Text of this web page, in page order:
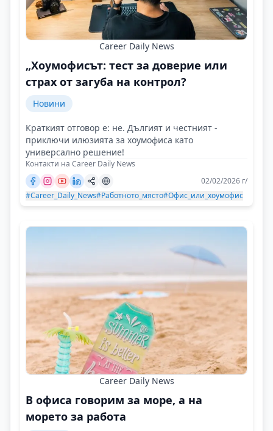
Career Daily News
„Хоумофисът: тест за доверие или
страх от загуба на контрол?
Новини
Краткият отговор е: не. Дългият и честният -
приключи илюзията за хоумофиса като
универсално решение!
Контакти на Career Daily News
02/02/2026 г/
#Career_Daily_News#Работното_място#Офис_или_хоумофис
Career Daily News
В офиса говорим за море, а на
морето за работа